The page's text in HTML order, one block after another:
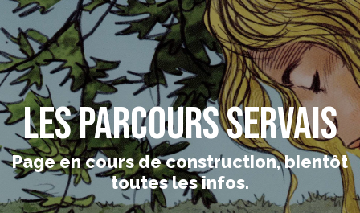
Les parcours Servais
Page en cours de construction, bientôt
toutes les infos.